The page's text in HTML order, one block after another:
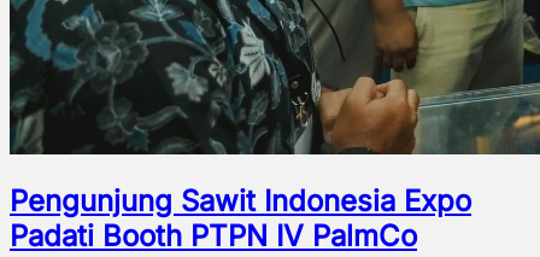
Pengunjung Sawit Indonesia Expo
Padati Booth PTPN IV PalmCo